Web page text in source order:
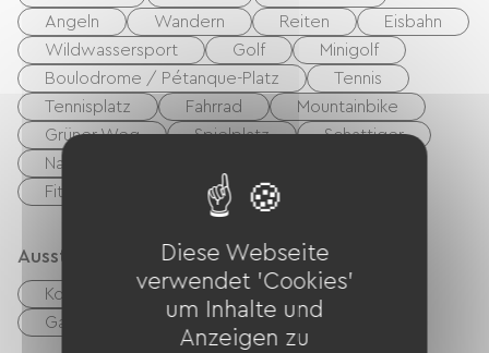
Angeln
Wandern Reiten
Eisbahn
Wildwassersport
Golf
Minigolf
Boulodrome / Pétanque-Platz
Tennis
Tennisplatz
Fahrrad
Mountainbike
Grüner Weg
Spielplatz
Schattiger
Nachtclub
Fitnesscenter
Ausstattung
Kostenloses WLAN TV
Grillen
Gartenmöbel
Babyausstattung
Diese Webseite
verwendet 'Cookies'
um Inhalte und
Anzeigen zu